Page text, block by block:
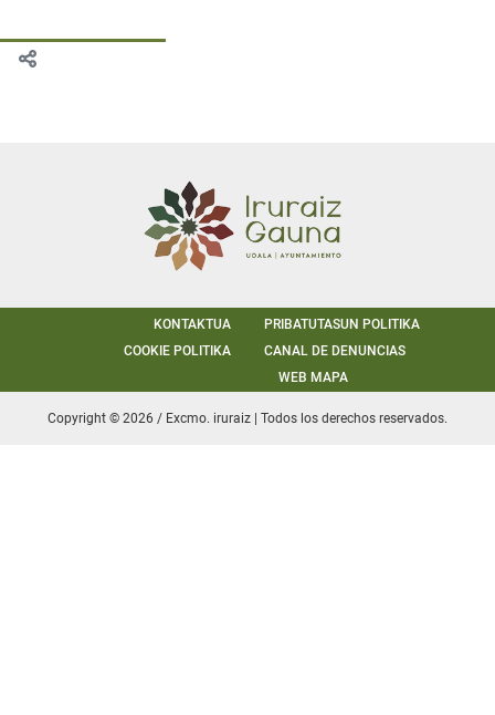
KONTAKTUA
PRIBATUTASUN POLITIKA
COOKIE POLITIKA
CANAL DE DENUNCIAS
WEB MAPA
Copyright © 2026 / Excmo. iruraiz | Todos los derechos reservados.